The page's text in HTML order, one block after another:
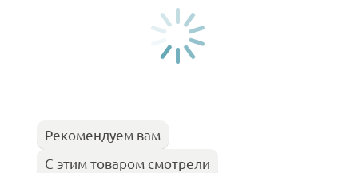
Рекомендуем вам
С этим товаром смотрели